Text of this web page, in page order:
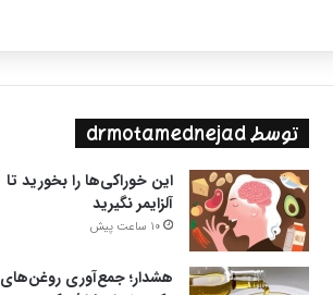
پوسته
توسط drmotamednejad
این خوراکی‌ها را بخورید تا
آلزایمر نگیرید
10 ساعت پیش
هشدار؛ جمع‌آوری روغن‌های